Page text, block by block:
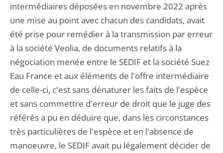
intermédiaires déposées en novembre 2022 après
une mise au point avec chacun des candidats, avait
été prise pour remédier à la transmission par erreur
à la société Veolia, de documents relatifs à la
négociation menée entre le SEDIF et la société Suez
Eau France et aux éléments de l'offre intermédiaire
de celle-ci, c'est sans dénaturer les faits de l'espèce
et sans commettre d'erreur de droit que le juge des
référés a pu en déduire que, dans les circonstances
très particulières de l'espèce et en l'absence de
manoeuvre, le SEDIF avait pu légalement décider de